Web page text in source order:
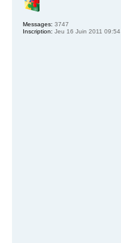
Messages: 3747
Inscription: Jeu 16 Juin 2011 09:54